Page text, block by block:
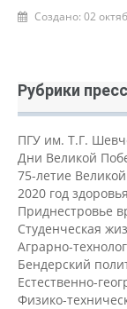
Создано: 02
Рубрики
ПГУ им. Т.Г.
Дни Великой
75-летие
2020 год здоровья
Приднестровье
Студенческая
Аграрно-
Бендерский
Естественно-
Физико-